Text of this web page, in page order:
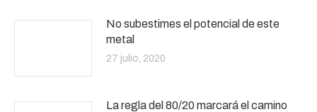
No subestimes el potencial de este
metal
27 julio, 2020
La regla del 80/20 marcará el camino